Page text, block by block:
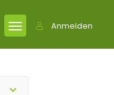
Anmelden